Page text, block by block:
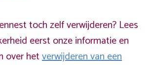
toch zelf verwijderen? Lees
eerst onze informatie en
over hetverwijderen van een